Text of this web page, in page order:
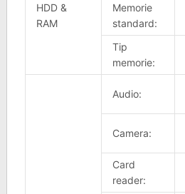
HDD &
RAM
Memorie
standard:
Tip
memorie:
Audio:
Camera:
Card
reader: